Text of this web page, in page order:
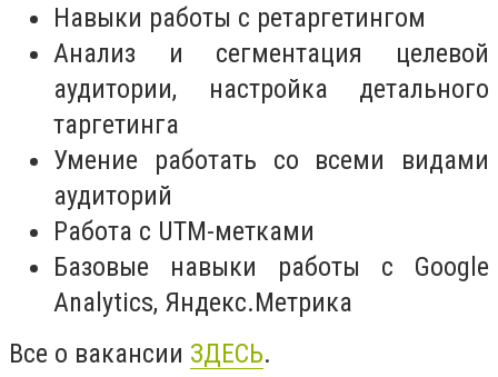
Навыки работы с ретаргетингом
Анализ и сегментация целевой
аудитории, настройка детального
таргетинга
Умение работать со всеми видами
аудиторий
Работа с UTM-метками
Базовые навыки работы с Google
Analytics, Яндекс.Метрика
Все о вакансии ЗДЕСЬ.